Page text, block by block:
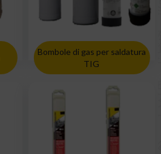
Bombole di gas per saldatura
TIG